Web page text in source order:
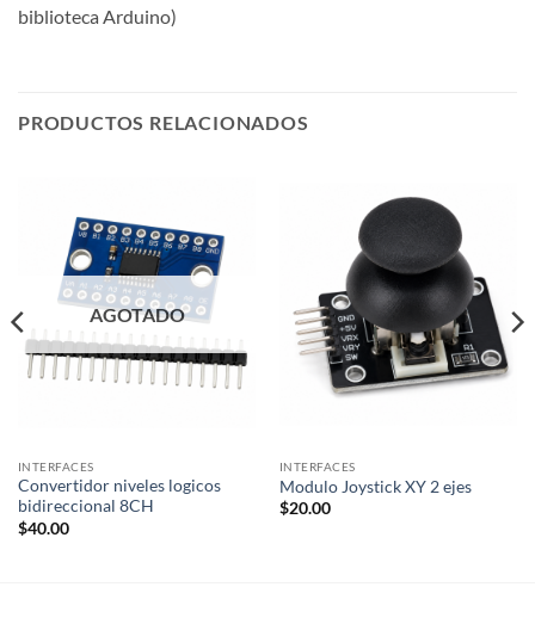
biblioteca Arduino)
PRODUCTOS RELACIONADOS
AGOTADO
INTERFACES
Convertidor niveles logicos
bidireccional 8CH
$40.00
INTERFACES
Modulo Joystick XY 2 ejes
$20.00